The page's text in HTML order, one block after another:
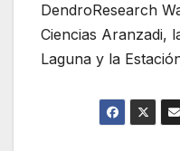
DendroResearch
Ciencias Aranzadi,
Laguna y la